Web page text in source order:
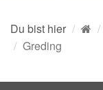
Du bist hier
Greding